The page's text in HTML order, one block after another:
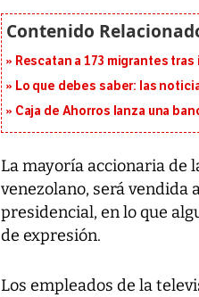
Rescatan a 173 migrantes
Lo que debes saber: las
Caja de Ahorros lanza una
La mayoría accionaria de
venezolano, será vendida
presidencial, en lo que
de expresión.
Los empleados de la